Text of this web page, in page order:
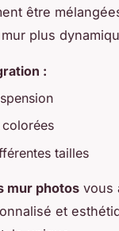
être
plus
:
tailles
mur photos vous
et